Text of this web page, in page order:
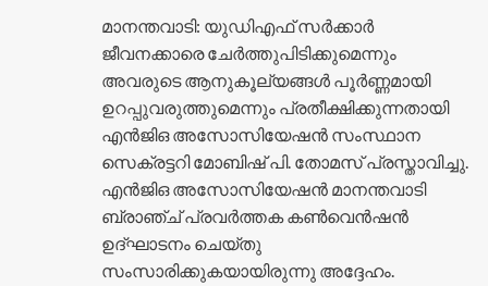
മാനന്തവാടി: യുഡിഎഫ് സര്‍ക്കാര്‍
ജീവനക്കാരെ ചേർത്തുപിടിക്കുമെന്നും
അവരുടെ ആനുകൂല്യങ്ങൾ പൂർണ്ണമായി
ഉറപ്പുവരുത്തുമെന്നും പ്രതീക്ഷിക്കുന്നതായി
എൻജിഒ അസോസിയേഷൻ സംസ്ഥാന
സെക്രട്ടറി മോബിഷ് പി. തോമസ് പ്രസ്താവിച്ചു.
എൻജിഒ അസോസിയേഷൻ മാനന്തവാടി
ബ്രാഞ്ച് പ്രവർത്തക കൺവെൻഷൻ
ഉദ്ഘാടനം ചെയ്തു
സംസാരിക്കുകയായിരുന്നു അദ്ദേഹം.